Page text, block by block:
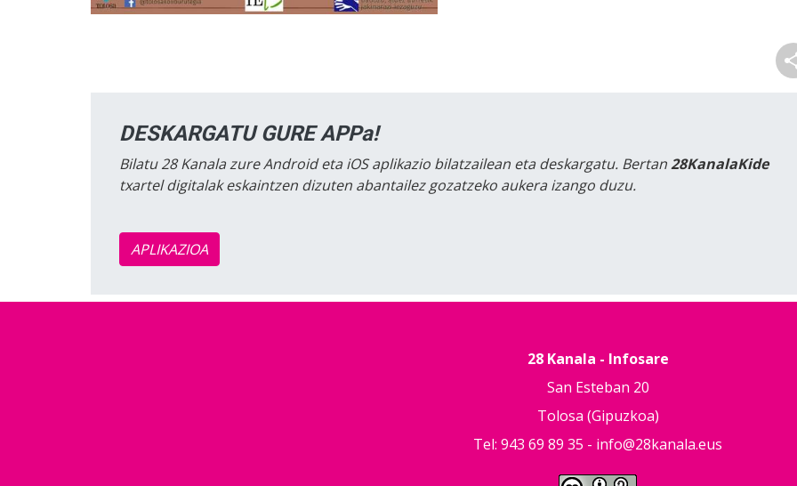
DESKARGATU GURE APPa!
Bilatu 28 Kanala zure Android eta iOS aplikazio bilatzailean eta deskargatu. Bertan28KanalaKide
txartel digitalak eskaintzen dizuten abantailez gozatzeko aukera izango duzu.
APLIKAZIOA
28 Kanala - Infosare
San Esteban 20
Tolosa (Gipuzkoa)
Tel: 943 69 89 35 - info@28kanala.eus